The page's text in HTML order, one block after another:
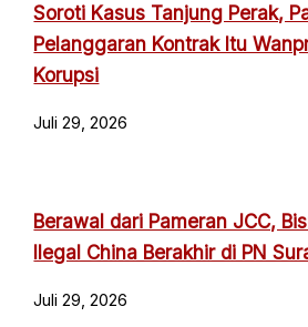
Soroti Kasus Tanjung Perak,
Pelanggaran Kontrak Itu
Korupsi
Juli 29, 2026
Berawal dari Pameran JCC,
Ilegal China Berakhir di PN
Juli 29, 2026